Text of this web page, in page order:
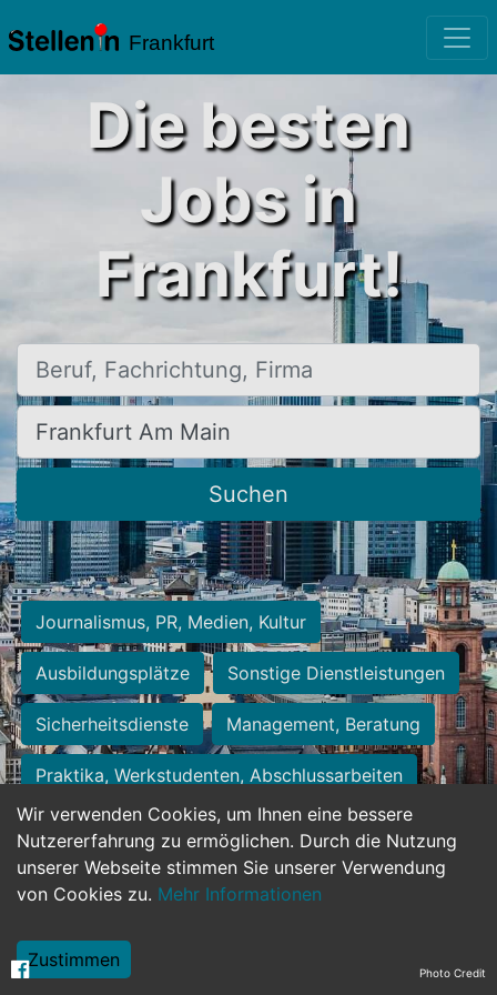
Frankfurt
Wir verwenden Cookies, um Ihnen eine bessere
Nutzererfahrung zu ermöglichen. Durch die Nutzung
unserer Webseite stimmen Sie unserer Verwendung
von Cookies zu. Mehr Informationen
Zustimmen
Die besten
Jobs in
Frankfurt!
Beruf, Fachrichtung, Firma
Ort, Stadt
Suchen
Journalismus, PR, Medien, Kultur
Ausbildungsplätze Sonstige Dienstleistungen
Sicherheitsdienste Management, Beratung
Praktika, Werkstudenten, Abschlussarbeiten
Personalwesen Assistenz, Sekretariat
Hilfskräfte, Aushilfs- und Nebenjobs
Weiterbildung, Studium, duale Ausbildung Photo Credit